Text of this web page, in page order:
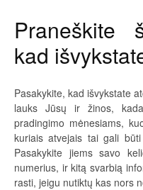
Praneškite
kad
Pasakykite, kad išvykstate
lauks Jūsų ir žinos,
pradingimo mėnesiams,
kuriais atvejais tai gali
Pasakykite jiems savo
numerius, ir kitą svarbią
rasti, jeigu nutiktų kas nors